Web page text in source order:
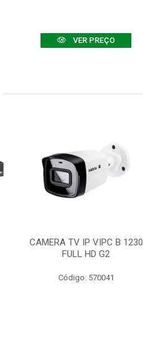
VER PREÇO
CAMERA TV IP VIPC B 1230
FULL HD G2
Código: 570041